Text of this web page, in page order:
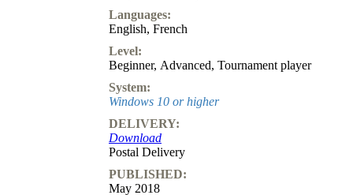
Languages:
English, French
Level:
Beginner, Advanced, Tournament player
System:
Windows 10 or higher
DELIVERY:
Download
Postal Delivery
PUBLISHED:
May 2018